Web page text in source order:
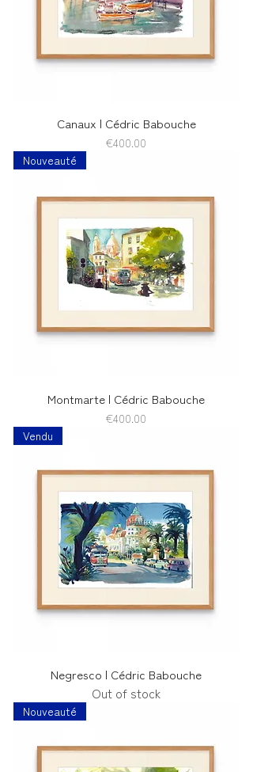
Canaux | Cédric Babouche
Price
€400.00
Nouveauté
Montmarte | Cédric Babouche
Price
€400.00
Vendu
Negresco | Cédric Babouche
Out of stock
Nouveauté